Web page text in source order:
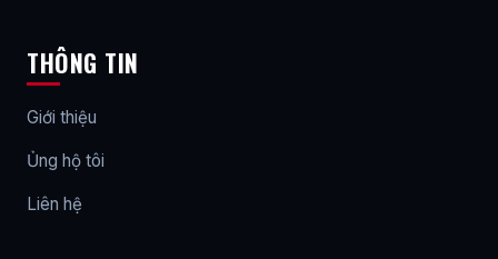
THÔNG TIN
Giới thiệu
Ủng hộ tôi
Liên hệ